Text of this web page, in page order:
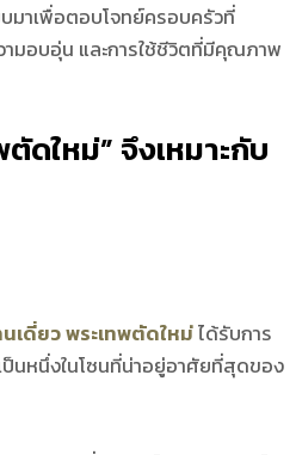
มาเพื่อตอบโจทย์ครอบครัวที่
มอบอุ่น และการใช้ชีวิตที่มีคุณภาพ
ตัดใหม่” จึงเหมาะกับ
เดี่ยว พระเทพตัดใหม่ได้รับการ
นหนึ่งในโซนที่น่าอยู่อาศัยที่สุดของ